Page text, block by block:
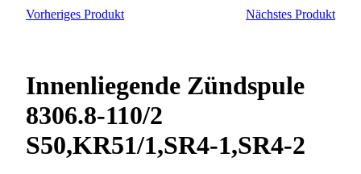
Vorheriges Produkt
Nächstes Produkt
Innenliegende Zündspule
8306.8-110/2
S50,KR51/1,SR4-1,SR4-2